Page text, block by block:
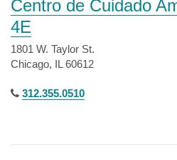
Centro de Cuidado
4E
1801 W. Taylor St.
Chicago, IL 60612
312.355.0510